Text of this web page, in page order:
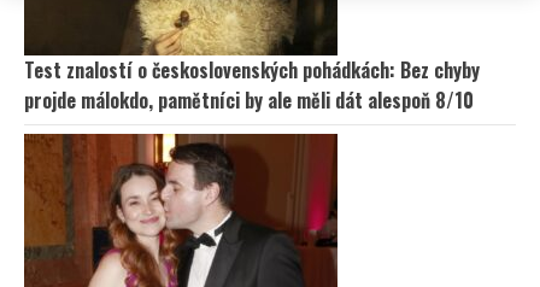
Test znalostí o československých pohádkách: Bez chyby
projde málokdo, pamětníci by ale měli dát alespoň 8/10